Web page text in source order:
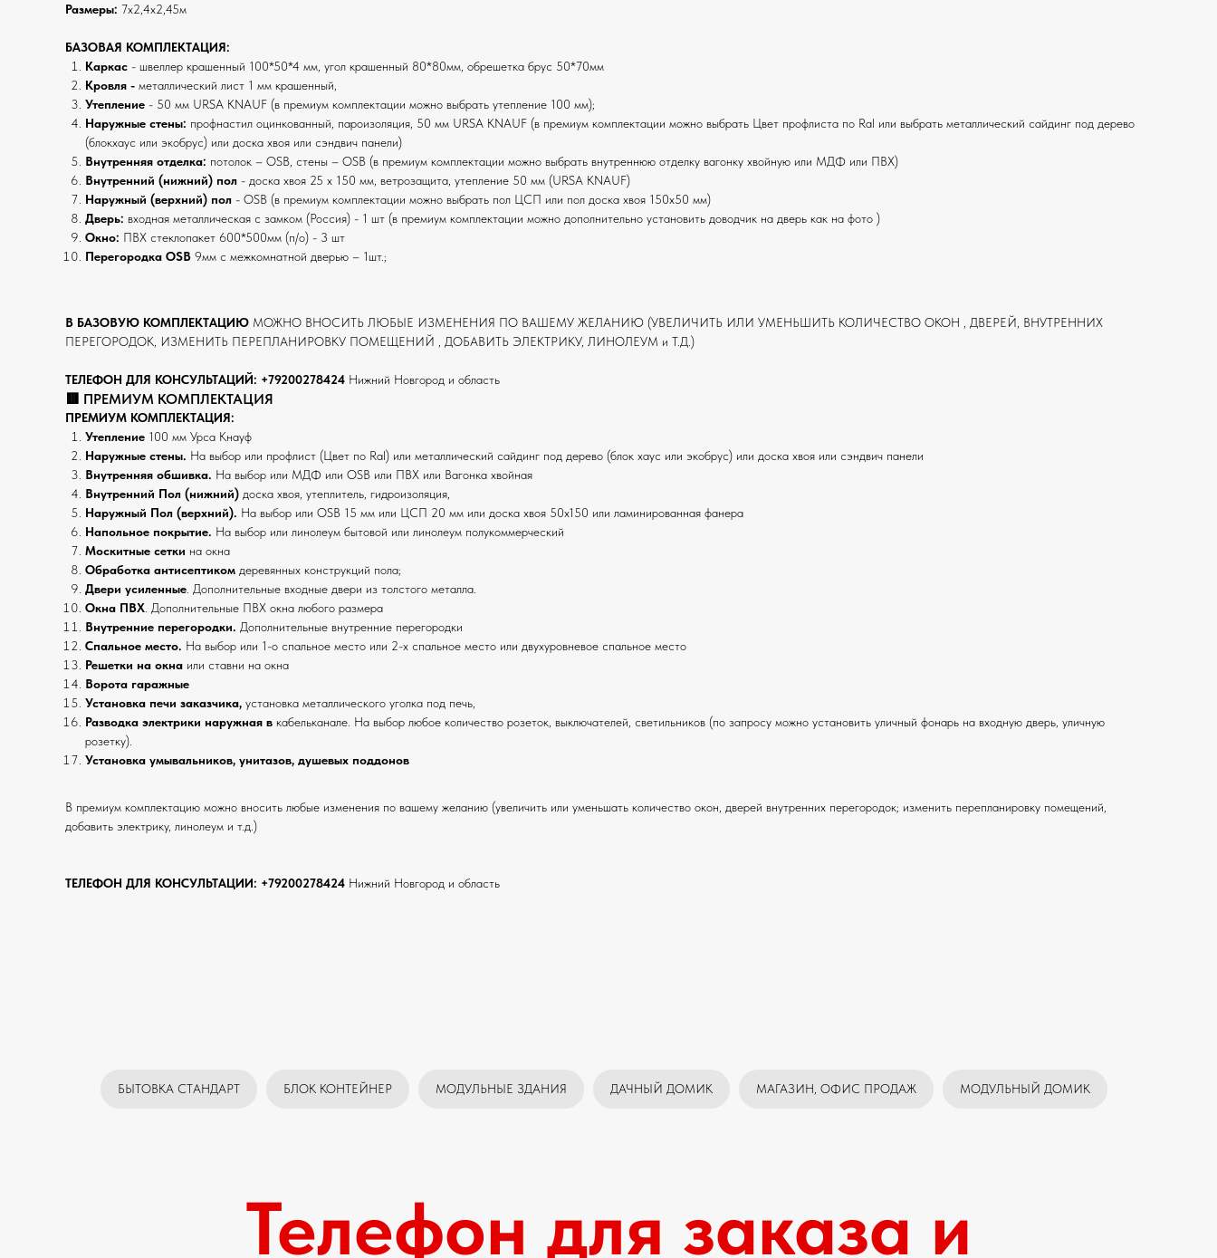
Размеры: 7х2,4х2,45м
БАЗОВАЯ КОМПЛЕКТАЦИЯ:
Каркас - швеллер крашенный 100*50*4 мм, угол крашенный 80*80мм, обрешетка брус 50*70мм
Кровля - металлический лист 1 мм крашенный,
Утепление - 50 мм URSA KNAUF (в премиум комплектации можно выбрать утепление 100 мм);
Наружные стены: профнастил оцинкованный, пароизоляция, 50 мм URSA KNAUF (в премиум комплектации можно выбрать Цвет профлиста по Ral или выбрать металлический сайдинг под дерево
(блокхаус или экобрус) или доска хвоя или сэндвич панели)
Внутренняя отделка: потолок – OSB, стены – OSB (в премиум комплектации можно выбрать внутреннюю отделку вагонку хвойную или МДФ или ПВХ)
Внутренний (нижний) пол - доска хвоя 25 х 150 мм, ветрозащита, утепление 50 мм (URSA KNAUF)
Наружный (верхний) пол - OSB (в премиум комплектации можно выбрать пол ЦСП или пол доска хвоя 150х50 мм)
Дверь: входная металлическая с замком (Россия) - 1 шт (в премиум комплектации можно дополнительно установить доводчик на дверь как на фото )
Окно: ПВХ стеклопакет 600*500мм (п/о) - 3 шт
Перегородка OSB 9мм с межкомнатной дверью – 1шт.;
В БАЗОВУЮ КОМПЛЕКТАЦИЮ МОЖНО ВНОСИТЬ ЛЮБЫЕ ИЗМЕНЕНИЯ ПО ВАШЕМУ ЖЕЛАНИЮ (УВЕЛИЧИТЬ ИЛИ УМЕНЬШИТЬ КОЛИЧЕСТВО ОКОН , ДВЕРЕЙ, ВНУТРЕННИХ
ПЕРЕГОРОДОК, ИЗМЕНИТЬ ПЕРЕПЛАНИРОВКУ ПОМЕЩЕНИЙ , ДОБАВИТЬ ЭЛЕКТРИКУ, ЛИНОЛЕУМ и Т.Д.)
ТЕЛЕФОН ДЛЯ КОНСУЛЬТАЦИЙ: +79200278424 Нижний Новгород и область
🟥 ПРЕМИУМ КОМПЛЕКТАЦИЯ
ПРЕМИУМ КОМПЛЕКТАЦИЯ:
Утепление 100 мм Урса Кнауф
Наружные стены. На выбор или профлист (Цвет по Ral) или металлический сайдинг под дерево (блок хаус или экобрус) или доска хвоя или сэндвич панели
Внутренняя обшивка. На выбор или МДФ или OSB или ПВХ или Вагонка хвойная
Внутренний Пол (нижний) доска хвоя, утеплитель, гидроизоляция,
Наружный Пол (верхний). На выбор или OSB 15 мм или ЦСП 20 мм или доска хвоя 50х150 или ламинированная фанера
Напольное покрытие. На выбор или линолеум бытовой или линолеум полукоммерческий
Москитные сетки на окна
Обработка антисептиком деревянных конструкций пола;
Двери усиленные . Дополнительные входные двери из толстого металла.
Окна ПВХ . Дополнительные ПВХ окна любого размера
Внутренние перегородки. Дополнительные внутренние перегородки
Спальное место. На выбор или 1-о спальное место или 2-х спальное место или двухуровневое спальное место
Решетки на окна или ставни на окна
Ворота гаражные
Установка печи заказчика, установка металлического уголка под печь,
Разводка электрики наружная в кабельканале. На выбор любое количество розеток, выключателей, светильников (по запросу можно установить уличный фонарь на входную дверь, уличную
розетку).
Установка умывальников, унитазов, душевых поддонов
В премиум комплектацию можно вносить любые изменения по вашему желанию (увеличить или уменьшать количество окон, дверей внутренних перегородок; изменить перепланировку помещений,
добавить электрику, линолеум и т.д.)
ТЕЛЕФОН ДЛЯ КОНСУЛЬТАЦИИ: +79200278424 Нижний Новгород и область
БЫТОВКА СТАНДАРТ БЛОК КОНТЕЙНЕР МОДУЛЬНЫЕ ЗДАНИЯ ДАЧНЫЙ ДОМИК МАГАЗИН, ОФИС ПРОДАЖ МОДУЛЬНЫЙ ДОМИК
Телефон для заказа и